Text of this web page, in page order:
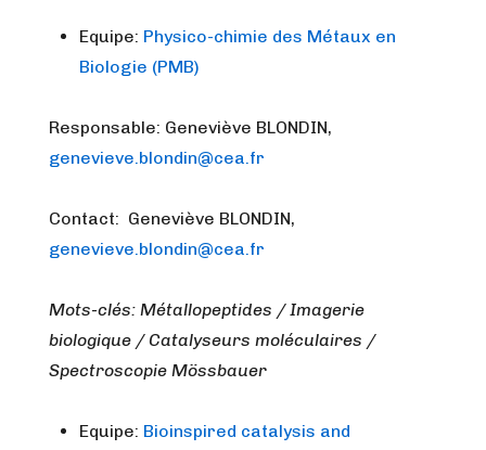
Equipe: Physico-chimie des Métaux en
Biologie (PMB)
Responsable: Geneviève BLONDIN,
genevieve.blondin@cea.fr
Contact: Geneviève BLONDIN,
genevieve.blondin@cea.fr
Mots-clés: Métallopeptides / Imagerie
biologique / Catalyseurs moléculaires /
Spectroscopie Mössbauer
Equipe: Bioinspired catalysis and